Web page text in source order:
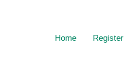
Home Register